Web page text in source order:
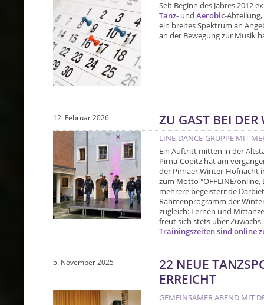
Seit Beginn des Jahres 2012
Tanz- und Aerobic-
ein breites Spektrum an
an der Bewegung zur Musik
ZU GAST BEI
12. Februar 2026
LINE-DANCE-GRUPPE MIT
Ein Auftritt mitten in der
Pirna-Copitz hat am
der Pirnaer Winter-Hofnacht
zum Motto "OFFLINE/online,
mehrere begeisternde
Rahmenprogramm der
zugleich: Lernen und
freut sich stets über
Trainingszeiten sind online
22 NEUE
ERREICHT
5. November 2025
GEMEINSAMER ABEND MIT